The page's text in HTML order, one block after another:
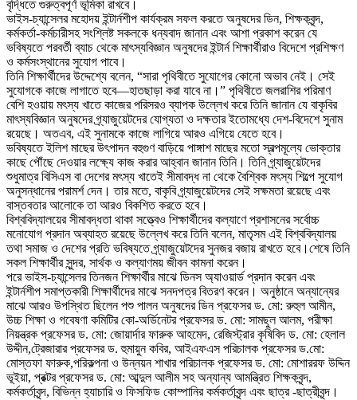
বৃদ্ধিতে গুরুত্বপূর্ণ ভূমিকা রাখবে।
ভাইস-চ্যান্সেলর মহোদয় ইন্টার্নশীপ কার্যক্রম সফল করতে অনুষদের ডিন, শিক্ষকবৃন্দ,
কর্মকর্তা-কর্মচারীসহ সংশ্লিষ্ট সকলকে ধন্যবাদ জানান এবং আশা প্রকাশ করেন যে
ভবিষ্যতে পরবর্তী ব্যাচ থেকে মাৎস্যবিজ্ঞান অনুষদের ইন্টার্ন শিক্ষার্থীরাও বিদেশে প্রশিক্ষণ
ও কর্মসংস্থানের সুযোগ পাবে।
তিনি শিক্ষার্থীদের উদ্দেশ্যে বলেন, “সারা পৃথিবীতে সুযোগের কোনো অভাব নেই। সেই
সুযোগকে কাজে লাগাতে হবে—হাতছাড়া করা যাবে না।” পৃথিবীতে জলরাশির পরিমাণ
বেশি হওয়ায় মৎস্য খাতে কাজের পরিসরও ব্যাপক উল্লেখ করে তিনি জানান যে বাকৃবির
মাৎস্যবিজ্ঞান অনুষদের গ্র্যাজুয়েটদের যোগ্যতা ও দক্ষতার ইতোমধ্যে দেশ-বিদেশে সুনাম
রয়েছে। অতএব, এই সুনামকে কাজে লাগিয়ে আরও এগিয়ে যেতে হবে।
ভবিষ্যতে ইলিশ মাছের উৎপাদন বহুগুণ বাড়িয়ে পাঙ্গাশ মাছের মতো স্বল্পমূল্যে ভোক্তার
কাছে পৌঁছে দেওয়ার লক্ষ্যে কাজ করার আহ্বান জানান তিনি। তিনি গ্র্যাজুয়েটদের
শুধুমাত্র বিসিএস বা দেশের মৎস্য খাতেই সীমাবদ্ধ না থেকে বৈশ্বিক মৎস্য শিল্পে সুযোগ
অনুসন্ধানের পরামর্শ দেন। তার মতে, বাকৃবি গ্র্যাজুয়েটদের সেই সক্ষমতা রয়েছে এবং
বাস্তবতার আলোকে তা আরও বিকশিত করতে হবে।
বিশ্ববিদ্যালয়ের সীমাবদ্ধতা থাকা সত্ত্বেও শিক্ষার্থীদের কল্যাণে প্রশাসনের সর্বোচ্চ
মনোযোগ প্রদান অব্যাহত রয়েছে উল্লেখ করে তিনি বলেন, মাতৃসম এই বিশ্ববিদ্যালয়
তথা সমাজ ও দেশের প্রতি ভবিষ্যতে গ্র্যাজুয়েটদের সুনজর বজায় রাখতে হবে।শেষে তিনি
সকল শিক্ষার্থীর সুন্দর, সার্থক ও কল্যাণময় জীবন কামনা করেন।
পরে ভাইস-চ্যান্সেলর তিনজন শিক্ষার্থীর মাঝে ডিনস অ্যাওয়ার্ড প্রদান করেন এবং
ইন্টার্নশীপ সমাপ্তকারী শিক্ষার্থীদের মাঝে সনদপত্র বিতরণ করেন। অনুষ্ঠানে অন্যান্যের
মাঝে আরও উপস্থিত ছিলেন পশু পালন অনুষদের ডিন প্রফেসর ড. মো: রুহুল আমীন,
উচ্চ শিক্ষা ও গবেষণা কমিটির কো-অর্ডিনেটর প্রফেসর ড. মো: সামছুল আলম, পরীক্ষা
নিয়ন্ত্রক প্রফেসর ড. মো: জোয়ার্দার ফারুক আহমেদ, রেজিস্ট্রার কৃষিবিদ ড. মো: হেলাল
উদ্দীন,ট্রেজারার প্রফেসর ড. হুমায়ুন কবির, আইএফএস পরিচালক প্রফেসর ড.মো:
মোস্তফা ফারুক,পরিকল্পনা ও উন্নয়ন শাখার পরিচালক প্রফেসর ড. মো: মোশাররফ উদ্দিন
ভূইয়া, প্রক্টর প্রফেসর ড. মো: আব্দুল আলীম সহ অন্যান্য আমন্ত্রিত শিক্ষকবৃন্দ,
কর্মকর্তাবৃন্দ, বিভিন্ন হ্যাচারি ও ফিসফিড কোম্পানির কর্মকর্তাবৃন্দ এবং ছাত্র -ছাত্রীবৃন্দ।